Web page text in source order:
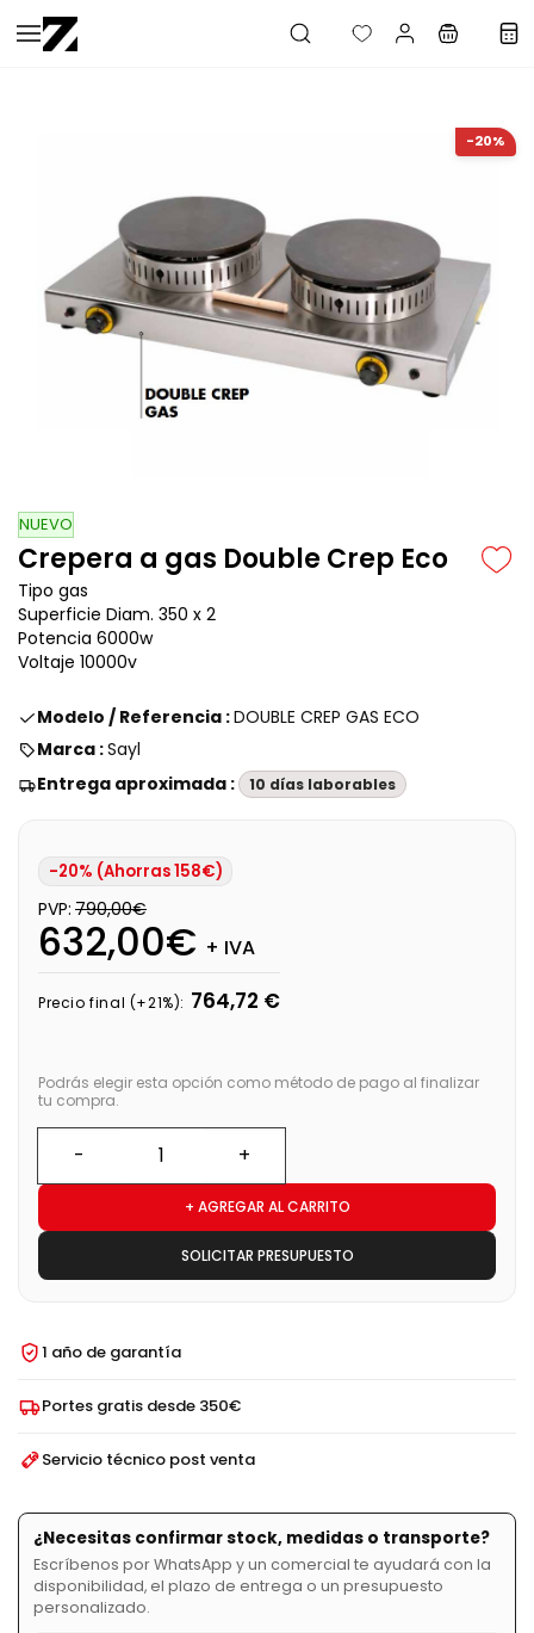
Saltar al
contenido
-20%
NUEVO
Crepera a gas Double Crep Eco
Tipo gas
Superficie Diam. 350 x 2
Potencia 6000w
Voltaje 10000v
Modelo / Referencia :DOUBLE CREP GAS ECO
Marca :Sayl
Entrega aproximada :
10 días laborables
-20% (Ahorras 158€)
PVP: 790,00€
632,00€ + IVA
Precio final (+21%): 764,72 €
Podrás elegir esta opción como método de pago al finalizar
tu compra.
+ AGREGAR AL CARRITO
SOLICITAR PRESUPUESTO
1 año de garantía
Portes gratis desde 350€
Servicio técnico post venta
¿Necesitas confirmar stock, medidas o transporte?
Escríbenos por WhatsApp y un comercial te ayudará con la
disponibilidad, el plazo de entrega o un presupuesto
personalizado.